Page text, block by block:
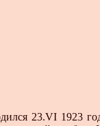
23.VI 1923